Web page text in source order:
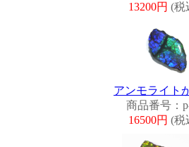
13200円 (税
アンモライト
商品番号：
16500円 (税